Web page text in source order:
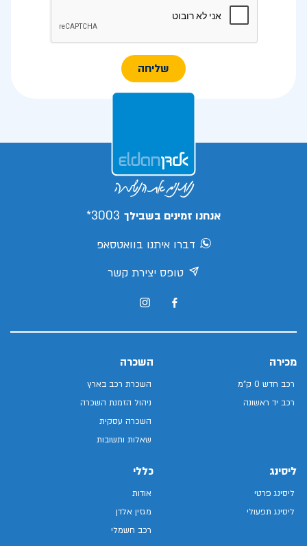
שליחה
אנחנו זמינים בשבילך 3003*
דברו איתנו בוואטסאפ
טופס יצירת קשר
מכירה
רכב חדש 0 ק"מ
רכב יד ראשונה
השכרה
השכרת רכב בארץ
ניהול הזמנת השכרה
השכרה עסקית
שאלות ותשובות
ליסינג
ליסינג פרטי
ליסינג תפעולי
כללי
אודות
מגזין אלדן
רכב חשמלי